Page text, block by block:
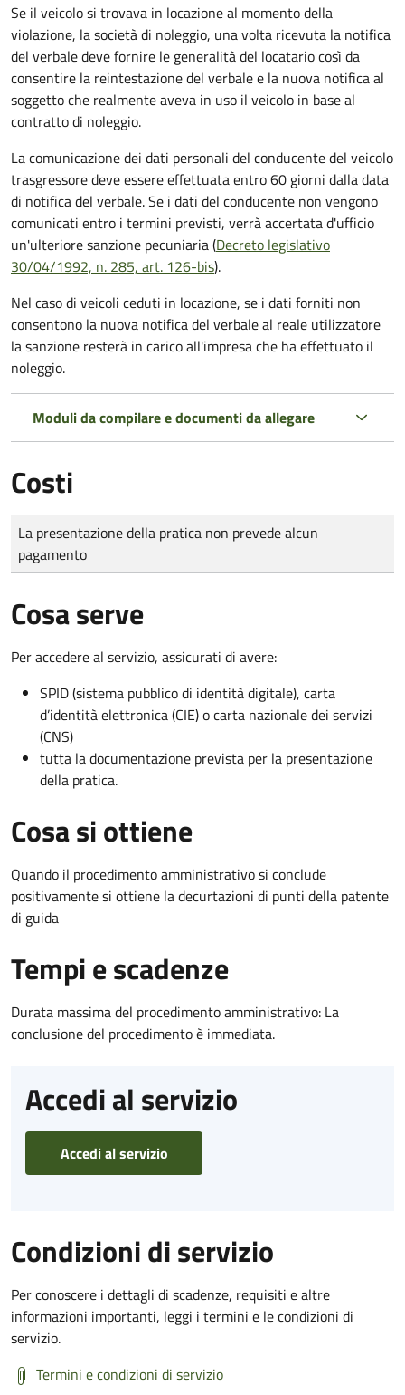
Se il veicolo si trovava in locazione al momento della
violazione, la società di noleggio, una volta ricevuta la notifica
del verbale deve fornire le generalità del locatario così da
consentire la reintestazione del verbale e la nuova notifica al
soggetto che realmente aveva in uso il veicolo in base al
contratto di noleggio.
La comunicazione dei dati personali del conducente del veicolo
trasgressore deve essere effettuata entro 60 giorni dalla data
di notifica del verbale.Se i dati del conducente non vengono
comunicati entro i termini previsti, verrà accertata d'ufficio
un'ulteriore sanzione pecuniaria (Decreto legislativo
30/04/1992, n. 285, art. 126-bis).
Nel caso di veicoli ceduti in locazione, se i dati forniti non
consentono la nuova notifica del verbale al reale utilizzatore
la sanzione resterà in carico all'impresa che ha effettuato il
noleggio.
Moduli da compilare e documenti da allegare
Costi
Tipo di pagamento
Importo
La presentazione della pratica non prevede alcun
pagamento
Cosa serve
Per accedere al servizio, assicurati di avere:
SPID (sistema pubblico di identità digitale), carta
d’identità elettronica (CIE) o carta nazionale dei servizi
(CNS)
tutta la documentazione prevista per la presentazione
della pratica.
Cosa si ottiene
Quando il procedimento amministrativo si conclude
positivamente si ottiene la decurtazioni di punti della patente
di guida
Tempi e scadenze
Durata massima del procedimento amministrativo: La
conclusione del procedimento è immediata.
Accedi al servizio
Accedi al servizio
Condizioni di servizio
Per conoscere i dettagli di scadenze, requisiti e altre
informazioni importanti, leggi i termini e le condizioni di
servizio.
Termini e condizioni di servizio